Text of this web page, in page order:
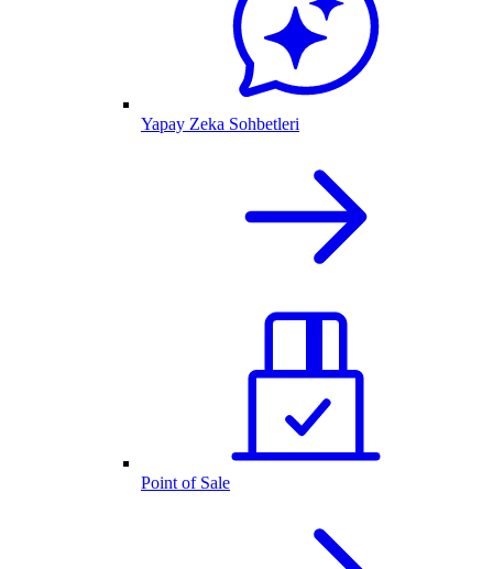
Yapay Zeka Sohbetleri
Point of Sale